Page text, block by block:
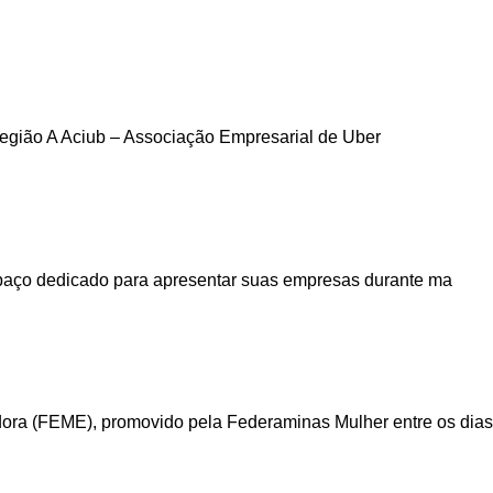
A Aciub – Associação Empresarial de Uber
dedicado para apresentar suas empresas durante ma
(FEME), promovido pela Federaminas Mulher entre os dias